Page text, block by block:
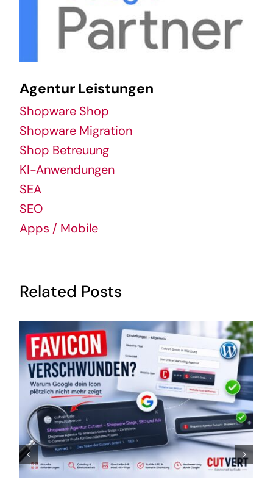
Agentur Leistungen
Shopware Shop
Shopware Migration
Shop Betreuung
KI-Anwendungen
SEA
SEO
Apps / Mobile
Related Posts